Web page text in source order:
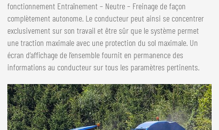
fonctionnement Entraînement – Neutre – Freinage de façon
complètement autonome. Le conducteur peut ainsi se concentrer
exclusivement sur son travail et être sûr que le système permet
une traction maximale avec une protection du sol maximale. Un
écran d’affichage de l’ensemble fournit en permanence des
informations au conducteur sur tous les paramètres pertinents.